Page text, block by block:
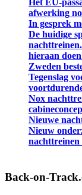
Het EU-
afwerking
In gesprek
De huidige
hieraan
Zweden
Tegenslag
Nox
Nieuwe
Nieuw
nachttreinen
Back-on-